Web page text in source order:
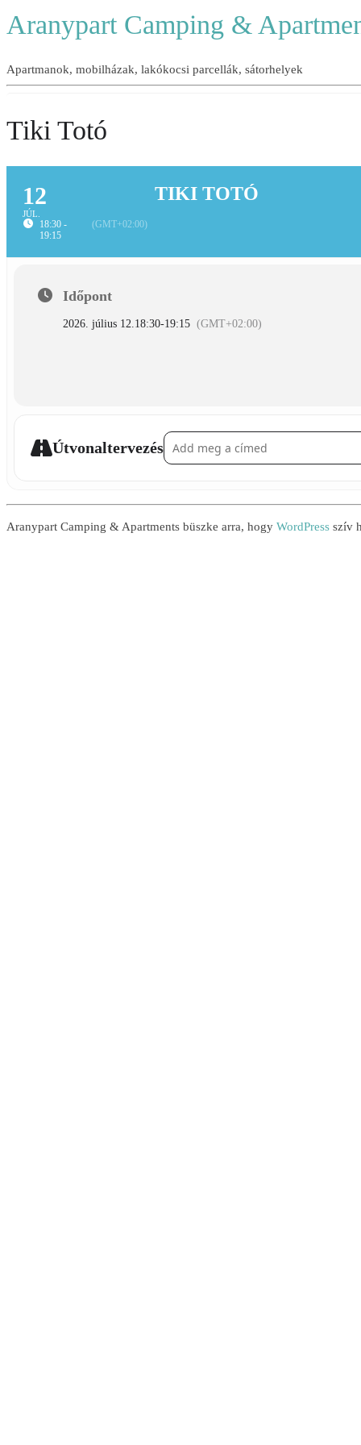
Aranypart Camping &
Apartmanok, mobilházak, lakókocsi parcellák, sátorhelyek
Tiki Totó
12
JÚL.
18:30 -
19:15
(GMT+02:00)
TIKI TOTÓ
Időpont
2026. július 12. 18:30-19:15 (GMT+02:00)
ÚtvonaltervezésAddress - Tiki Totó []
Aranypart Camping & Apartments büszke arra, hogy WordPress szív